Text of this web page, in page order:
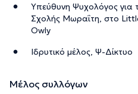
Υπεύθυνη Ψυχολόγος για
Σχολής Μωραΐτη, στο
Owly
Ιδρυτικό μέλος, Ψ-Δίκτυο
Μέλος συλλόγων